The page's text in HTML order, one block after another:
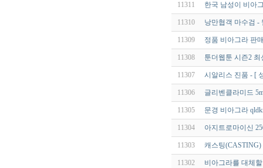
11311 한국 남성이 비아
11310 낭만협객 마수검 -
11309 정품 비아그라 판
11308 툰더웹툰 시즌2
11307 시알리스 진품 - [
11306 글리벤클라미드
11305 문경 비아그라
11304 아지트로마이신
11303 캐스팅(CASTING)
11302 비아그라를 대체